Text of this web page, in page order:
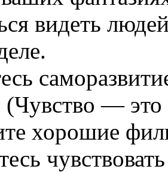
видеть
(Чувство —
хорошие